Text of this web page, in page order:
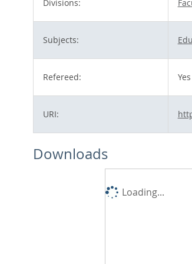
Divisions:
Subjects:
Refereed: Yes
URI:
Downloads
Loading...